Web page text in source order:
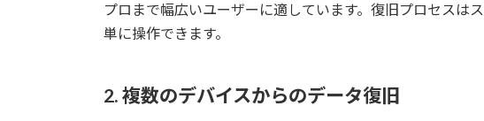
プロまで幅広いユーザーに適しています。復旧プロセスは
単に操作できます。
2. 複数のデバイスからのデータ復旧